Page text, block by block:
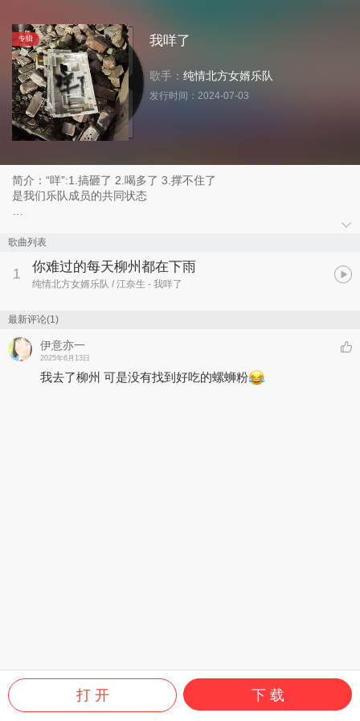
专辑 我咩了
歌手： 纯情北方女婿乐队
发行时间： 2024-07-03
简介：“咩”:1.搞砸了 2.喝多了 3.撑不住了
是我们乐队成员的共同状态
hky，25岁生日快乐，新的开始
歌曲列表
1 你难过的每天柳州都在下雨
纯情北方女婿乐队 / 江奈生 - 我咩了
最新评论(1)
伊意亦一
2025年6月13日
我去了柳州 可是没有找到好吃的螺蛳粉
打 开 下 载